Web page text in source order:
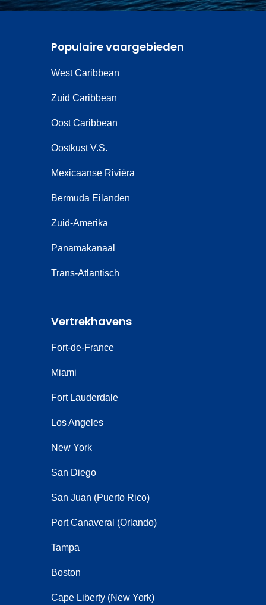
Populaire vaargebieden
West Caribbean
Zuid Caribbean
Oost Caribbean
Oostkust V.S.
Mexicaanse Rivièra
Bermuda Eilanden
Zuid-Amerika
Panamakanaal
Trans-Atlantisch
Vertrekhavens
Fort-de-France
Miami
Fort Lauderdale
Los Angeles
New York
San Diego
San Juan (Puerto Rico)
Port Canaveral (Orlando)
Tampa
Boston
Cape Liberty (New York)